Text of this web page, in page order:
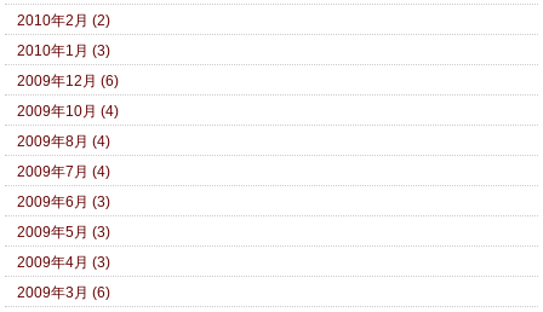
2010年2月 (2)
2010年1月 (3)
2009年12月 (6)
2009年10月 (4)
2009年8月 (4)
2009年7月 (4)
2009年6月 (3)
2009年5月 (3)
2009年4月 (3)
2009年3月 (6)